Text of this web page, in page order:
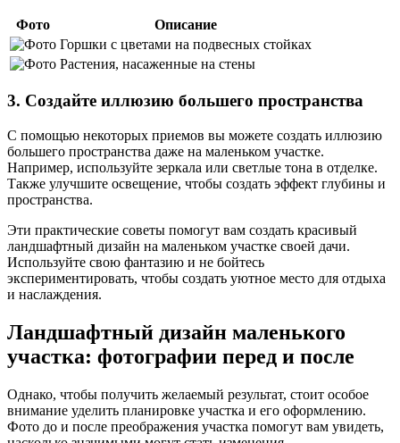
Фото
Описание
Горшки с цветами на подвесных стойках
Растения, насаженные на стены
3. Создайте иллюзию большего пространства
С помощью некоторых приемов вы можете создать иллюзию
большего пространства даже на маленьком участке.
Например, используйте зеркала или светлые тона в отделке.
Также улучшите освещение, чтобы создать эффект глубины и
пространства.
Эти практические советы помогут вам создать красивый
ландшафтный дизайн на маленьком участке своей дачи.
Используйте свою фантазию и не бойтесь
экспериментировать, чтобы создать уютное место для отдыха
и наслаждения.
Ландшафтный дизайн маленького
участка: фотографии перед и после
Однако, чтобы получить желаемый результат, стоит особое
внимание уделить планировке участка и его оформлению.
Фото до и после преображения участка помогут вам увидеть,